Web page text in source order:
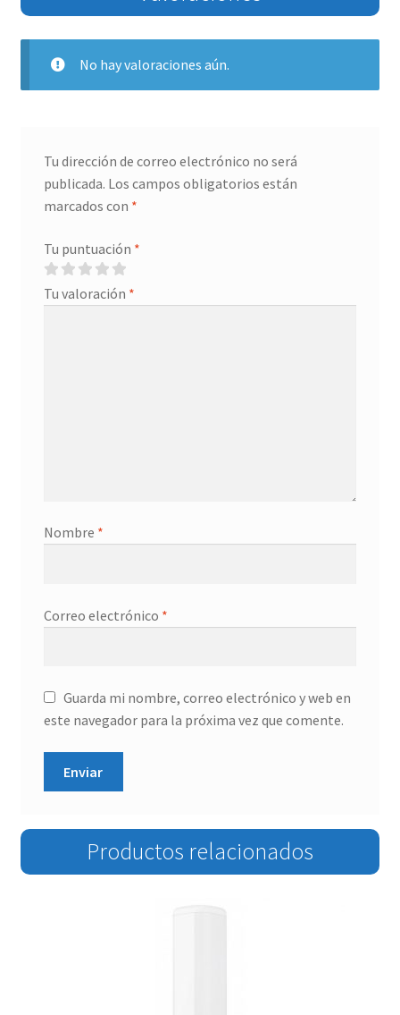
No hay valoraciones aún.
Tu dirección de correo electrónico no será
publicada. Los campos obligatorios están
marcados con *
Tu puntuación *
Tu valoración *
Nombre *
Correo electrónico *
Guarda mi nombre, correo electrónico y web en
este navegador para la próxima vez que comente.
Productos relacionados